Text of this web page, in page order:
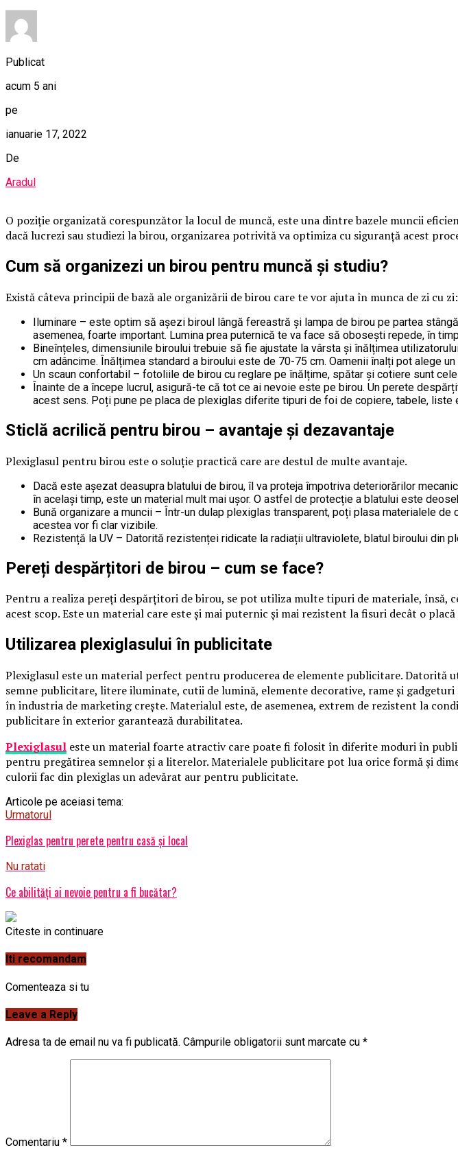
Publicat
acum 5 ani
pe
ianuarie 17, 2022
De
Aradul
O poziție organizată corespunzător la locul de muncă, este una dintre bazele muncii
dacă lucrezi sau studiezi la birou, organizarea potrivită va optimiza cu siguranță acest
Cum să organizezi un birou pentru muncă și studiu?
Există câteva principii de bază ale organizării de birou care te vor ajuta în munca de zi cu zi:
Iluminare – este optim să așezi biroul lângă fereastră și lampa de birou pe partea
asemenea, foarte important. Lumina prea puternică te va face să obosești repede, în
Bineînțeles, dimensiunile biroului trebuie să fie ajustate la vârsta și înălțimea
cm adâncime. Înălțimea standard a biroului este de 70-75 cm. Oamenii înalți pot alege
Un scaun confortabil – fotoliile de birou cu reglare pe înălțime, spătar și cotiere sunt
Înainte de a începe lucrul, asigură-te că tot ce ai nevoie este pe birou. Un perete
acest sens. Poți pune pe placa de plexiglas diferite tipuri de foi de copiere, tabele,
Sticlă acrilică pentru birou – avantaje și dezavantaje
Plexiglasul pentru birou este o soluție practică care are destul de multe avantaje.
Dacă este așezat deasupra blatului de birou, îl va proteja împotriva deteriorărilor
în același timp, este un material mult mai ușor. O astfel de protecție a blatului este
Bună organizare a muncii – Într-un dulap plexiglas transparent, poți plasa materialele
acestea vor fi clar vizibile.
Rezistență la UV – Datorită rezistenței ridicate la radiații ultraviolete, blatul biroului din
Pereți despărțitori de birou – cum se face?
Pentru a realiza pereți despărțitori de birou, se pot utiliza multe tipuri de materiale, însă,
acest scop. Este un material care este și mai puternic și mai rezistent la fisuri decât o
Utilizarea plexiglasului în publicitate
Plexiglasul este un material perfect pentru producerea de elemente publicitare.
semne publicitare, litere iluminate, cutii de lumină, elemente decorative, rame și
în industria de marketing crește. Materialul este, de asemenea, extrem de rezistent la
publicitare în exterior garantează durabilitatea.
Plexiglasul este un material foarte atractiv care poate fi folosit în diferite moduri în
pentru pregătirea semnelor și a literelor. Materialele publicitare pot lua orice formă și
culorii fac din plexiglas un adevărat aur pentru publicitate.
Articole pe aceiasi tema:
Urmatorul
Plexiglas pentru perete pentru casă și local
Nu ratati
Ce abilități ai nevoie pentru a fi bucătar?
Citeste in continuare
Iti recomandam
Comenteaza si tu
Leave a Reply
Adresa ta de email nu va fi publicată. Câmpurile obligatorii sunt marcate cu *
Comentariu *